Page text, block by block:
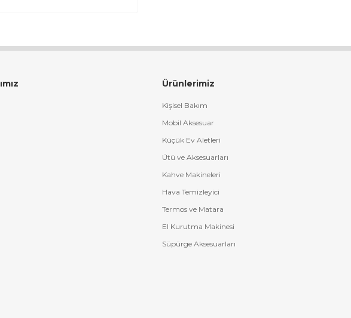
Ürünlerimiz
Kişisel Bakım
Mobil Aksesuar
Küçük Ev Aletleri
Ütü ve Aksesuarları
Kahve Makineleri
Hava Temizleyici
Termos ve Matara
El Kurutma Makinesi
Süpürge Aksesuarları